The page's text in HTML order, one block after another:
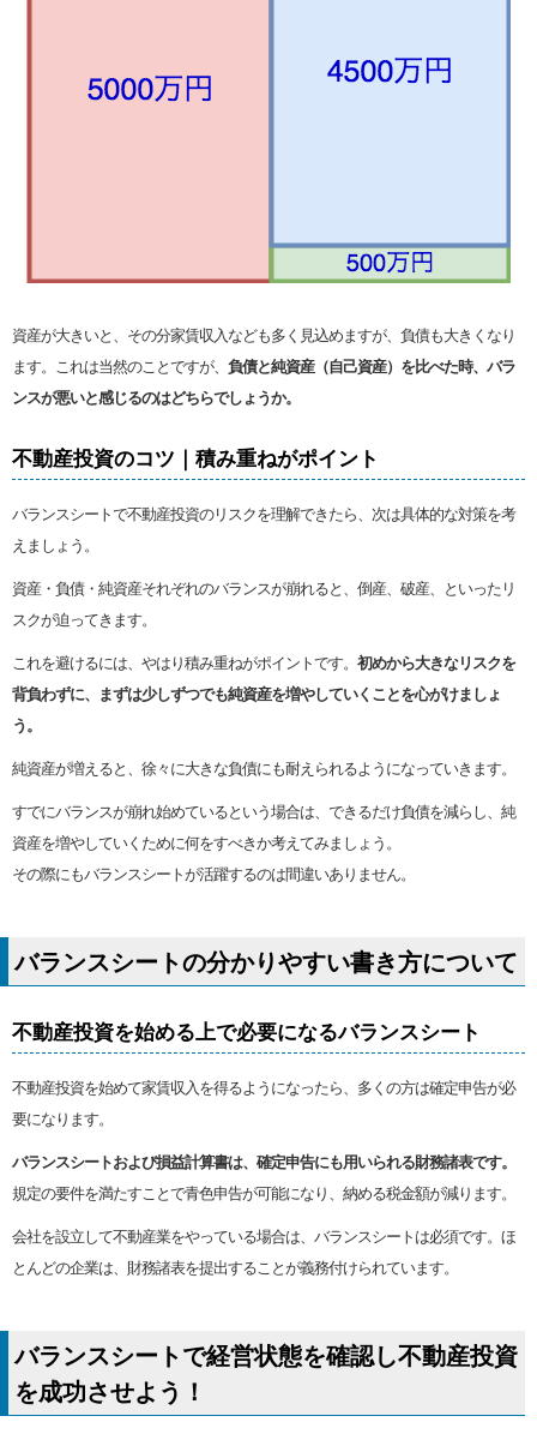
資産が大きいと、その分家賃収入なども多く見込めますが、負債も大きくなり
ます。これは当然のことですが、 負債と純資産（自己資産）を比べた時、バラ
ンスが悪いと感じるのはどちらでしょうか。
不動産投資のコツ｜積み重ねがポイント
バランスシートで不動産投資のリスクを理解できたら、次は具体的な対策を考
えましょう。
資産・負債・純資産それぞれのバランスが崩れると、倒産、破産、といったリ
スクが迫ってきます。
これを避けるには、やはり積み重ねがポイントです。 初めから大きなリスクを
背負わずに、まずは少しずつでも純資産を増やしていくことを心がけましょ
う。
純資産が増えると、徐々に大きな負債にも耐えられるようになっていきます。
すでにバランスが崩れ始めているという場合は、できるだけ負債を減らし、純
資産を増やしていくために何をすべきか考えてみましょう。
その際にもバランスシートが活躍するのは間違いありません。
バランスシートの分かりやすい書き方について
不動産投資を始める上で必要になるバランスシート
不動産投資を始めて家賃収入を得るようになったら、多くの方は確定申告が必
要になります。
バランスシートおよび損益計算書は、確定申告にも用いられる財務諸表です。
規定の要件を満たすことで青色申告が可能になり、納める税金額が減ります。
会社を設立して不動産業をやっている場合は、バランスシートは必須です。ほ
とんどの企業は、財務諸表を提出することが義務付けられています。
バランスシートで経営状態を確認し不動産投資
を成功させよう！